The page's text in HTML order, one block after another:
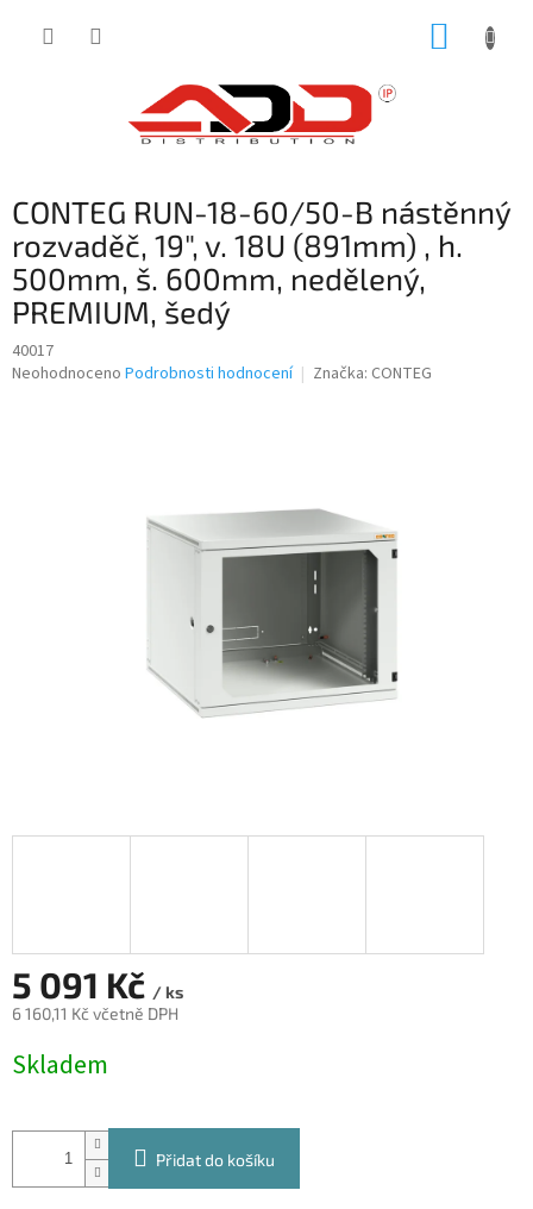
CONTEG RUN-18-60/50-B nástěnný
rozvaděč, 19", v. 18U (891mm) , h.
500mm, š. 600mm, nedělený,
PREMIUM, šedý
40017
Průměrné
Neohodnoceno Podrobnosti hodnocení Značka: CONTEG
5 091 Kč / ks
6 160,11 Kč včetně DPH
cena:
Skladem
Přidat do košíku